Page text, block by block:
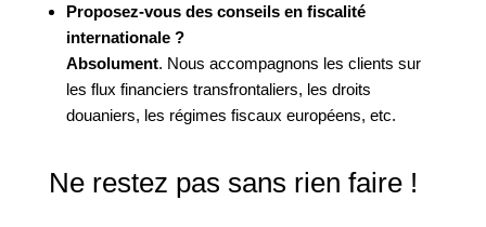
Proposez-vous des conseils en fiscalité
internationale ?
Absolument. Nous accompagnons les clients sur
les flux financiers transfrontaliers, les droits
douaniers, les régimes fiscaux européens, etc.
Ne restez pas sans rien faire !